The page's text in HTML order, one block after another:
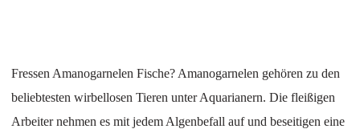
Fressen Amanogarnelen Fische? Amanogarnelen gehören zu den
beliebtesten wirbellosen Tieren unter Aquarianern. Die fleißigen
Arbeiter nehmen es mit jedem Algenbefall auf und beseitigen eine